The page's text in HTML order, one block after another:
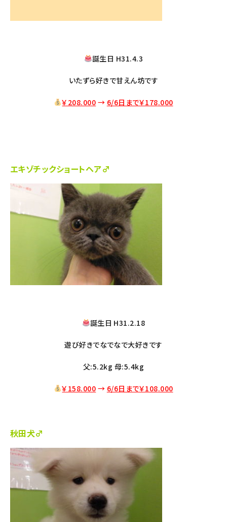
誕生日 H31.4.3
いたずら好きで甘えん坊です
￥208.000 → 6/6日まで￥178.000
エキゾチックショートヘア♂
誕生日 H31.2.18
遊び好きでなでなで大好きです
父:5.2kg 母:5.4kg
￥158.000 → 6/6日まで￥108.000
秋田犬♂